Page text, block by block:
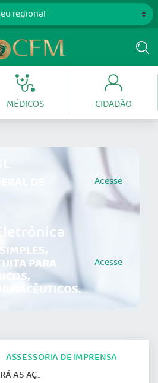
MÉDICOS CIDADÃO
DE Acesse
PARA Acesse
ASSESSORIA DE IMPRENSA
EM PROL DA CBHPM